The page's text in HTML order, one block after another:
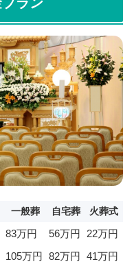
一般葬 自宅葬 火葬式
83万円 56万円
22万円
105万円 82万円 41万円